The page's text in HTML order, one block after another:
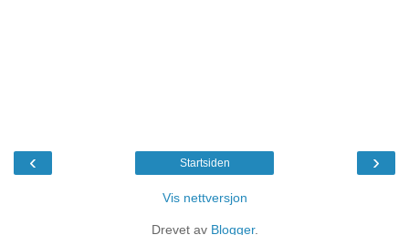
‹ ›
Startsiden
Vis nettversjon
Drevet av Blogger.